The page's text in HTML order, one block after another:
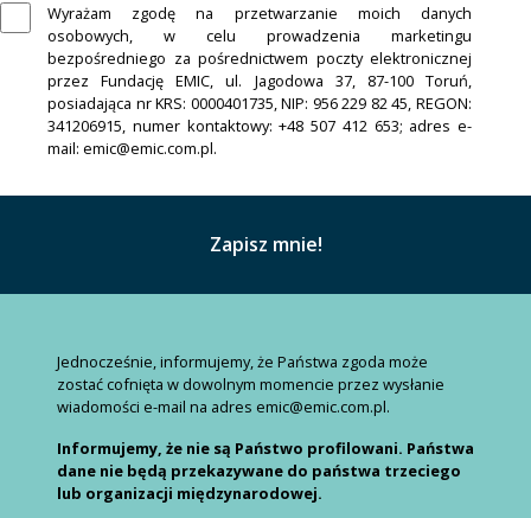
Wyrażam zgodę na przetwarzanie moich danych
osobowych, w celu prowadzenia marketingu
bezpośredniego za pośrednictwem poczty elektronicznej
przez Fundację EMIC, ul. Jagodowa 37, 87-100 Toruń,
posiadająca nr KRS: 0000401735, NIP: 956 229 82 45, REGON:
341206915, numer kontaktowy: +48 507 412 653; adres e-
mail: emic@emic.com.pl.
Jednocześnie, informujemy, że Państwa zgoda może
zostać cofnięta w dowolnym momencie przez wysłanie
wiadomości e-mail na adres emic@emic.com.pl.
Informujemy, że nie są Państwo profilowani. Państwa
dane nie będą przekazywane do państwa trzeciego
lub organizacji międzynarodowej.